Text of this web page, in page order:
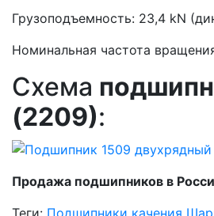
Грузоподъемность: 23,4 kN
Номинальная частота
Схема
(2209):
Продажа подшипников в
Теги: Подшипники качения